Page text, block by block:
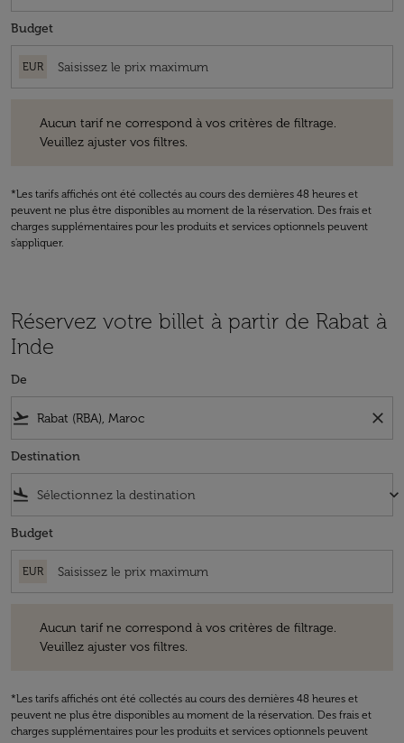
Budget
EUR
Aucun tarif ne correspond à vos critères de filtrage.
Veuillez ajuster vos filtres.
*Les tarifs affichés ont été collectés au cours des dernières 48 heures et
peuvent ne plus être disponibles au moment de la réservation. Des frais et
charges supplémentaires pour les produits et services optionnels peuvent
s'appliquer.
Réservez votre billet à partir de Rabat à
Inde
De
flight_takeoff close
Destination
flight_land keyboard_arrow_down
Budget
EUR
Aucun tarif ne correspond à vos critères de filtrage.
Veuillez ajuster vos filtres.
*Les tarifs affichés ont été collectés au cours des dernières 48 heures et
peuvent ne plus être disponibles au moment de la réservation. Des frais et
charges supplémentaires pour les produits et services optionnels peuvent